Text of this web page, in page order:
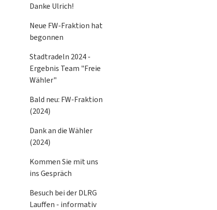
Danke Ulrich!
Neue FW-Fraktion hat
begonnen
Stadtradeln 2024 -
Ergebnis Team "Freie
Wähler"
Bald neu: FW-Fraktion
(2024)
Dank an die Wähler
(2024)
Kommen Sie mit uns
ins Gespräch
Besuch bei der DLRG
Lauffen - informativ